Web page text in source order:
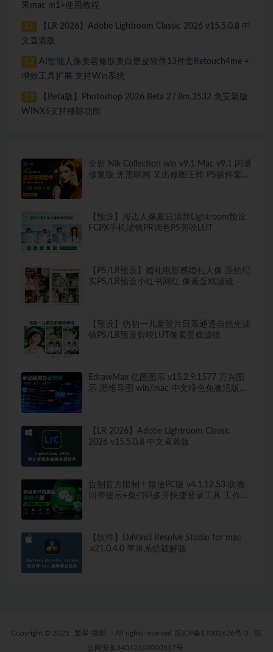
果mac m1+使用教程
11
【LR 2026】Adobe Lightroom Classic 2026 v15.5.0.8 中
文直装版
12
AI智能人像美容修肤美白磨皮软件13件套Retouch4me +
增效工具扩展 支持Win系统
13
【Beta版】Photoshop 2026 Beta 27.8m.3532 免安装版
WINX6支持移除功能
全新 Nik Collection win v9.1 Mac v9.1 闪退
修复版 无需联网 又出修图王炸 PS插件套装
【预设】海边人像夏日清新Lightroom预设
FCPX手机滤镜PR调色PS剪映LUT
【PS/LR预设】婚礼电影感婚礼人像 跟拍纪
实PS/LR预设小红书网红 像素蛋糕滤镜
【预设】仿初一儿童胶片日系通透自然光滤
镜PS/LR预设剪映LUT像素蛋糕滤镜
EdrawMax 亿图图示 v15.2.9.1577 万兴图
示 思维导图 win/mac 中文绿色免激活版
【LR 2026】Adobe Lightroom Classic
2026 v15.5.0.8 中文直装版
告别官方限制！微信PC版 v4.1.12.53 防撤
回带提示+免扫码多开快捷登录工具 工作生
【软件】DaVinci Resolve Studio for mac
.v21.0.4.0 苹果系统破解版
Copyright © 2021 繁星-摄影 - All rights reserved 皖ICP备17002626号-3
皖
公网安备34012102000917号